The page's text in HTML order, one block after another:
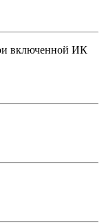
включенной ИК